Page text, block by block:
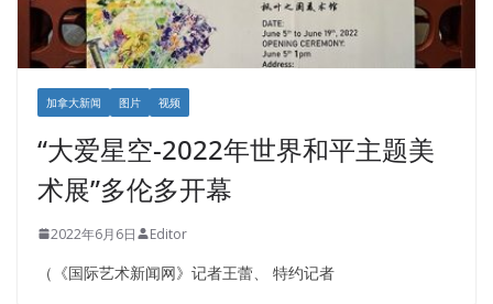
加拿大新闻 图片 视频
“大爱星空-2022年世界和平主题美
术展”多伦多开幕
2022年6月6日 Editor
（《国际艺术新闻网》记者王蕾、 特约记者